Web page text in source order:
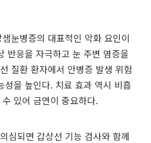
눈병증의 대표적인 악화 요인이
반응을 자극하고 눈 주변 염증을
질환 환자에서 안병증 발생 위험
성을 높인다. 치료 효과 역시 비흡
있어 금연이 중요하다.
심되면 갑상선 기능 검사와 함께